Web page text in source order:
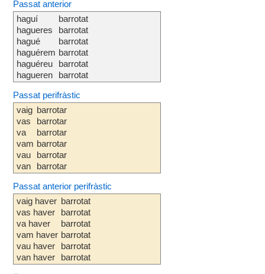
Passat anterior
haguí
hagueres
hagué
haguérem
haguéreu
hagueren
barrotat
barrotat
barrotat
barrotat
barrotat
barrotat
Passat perifràstic
vaig
vas
va
vam
vau
van
barrotar
barrotar
barrotar
barrotar
barrotar
barrotar
Passat anterior perifràstic
vaig haver
vas haver
va haver
vam haver
vau haver
van haver
barrotat
barrotat
barrotat
barrotat
barrotat
barrotat